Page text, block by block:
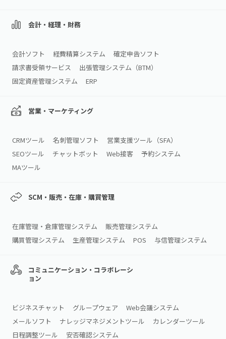
会計・経理・財務
会計ソフト 経費精算システム
確定申告ソフト
請求書受領サービス
出張管理システム（BTM）
固定資産管理システム
ERP
営業・マーケティング
CRMツール 名刺管理ソフト
営業支援ツール（SFA）
SEOツール
チャットボット Web接客
予約システム
MAツール
SCM・販売・在庫・購買管理
在庫管理・倉庫管理システム
販売管理システム
購買管理システム
生産管理システム POS 与信管理システム
コミュニケーション・コラボレーシ
ョン
ビジネスチャット グループウェア
Web会議システム
メールソフト
ナレッジマネジメントツール
カレンダーツール
日程調整ツール
安否確認システム